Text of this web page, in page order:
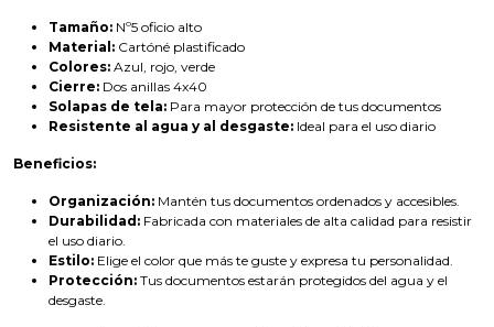
Tamaño: Nº5 oficio alto
Material: Cartóné plastificado
Colores: Azul, rojo, verde
Cierre: Dos anillas 4x40
Solapas de tela: Para mayor protección de tus documentos
Resistente al agua y al desgaste: Ideal para el uso diario
Beneficios:
Organización: Mantén tus documentos ordenados y accesibles.
Durabilidad: Fabricada con materiales de alta calidad para resistir
el uso diario.
Estilo: Elige el color que más te guste y expresa tu personalidad.
Protección: Tus documentos estarán protegidos del agua y el
desgaste.